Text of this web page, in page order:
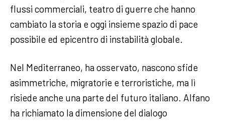
flussi commerciali, teatro di guerre che hanno
cambiato la storia e oggi insieme spazio di pace
possibile ed epicentro di instabilità globale.
Nel Mediterraneo, ha osservato, nascono sfide
asimmetriche, migratorie e terroristiche, ma lì
risiede anche una parte del futuro italiano. Alfano
ha richiamato la dimensione del dialogo